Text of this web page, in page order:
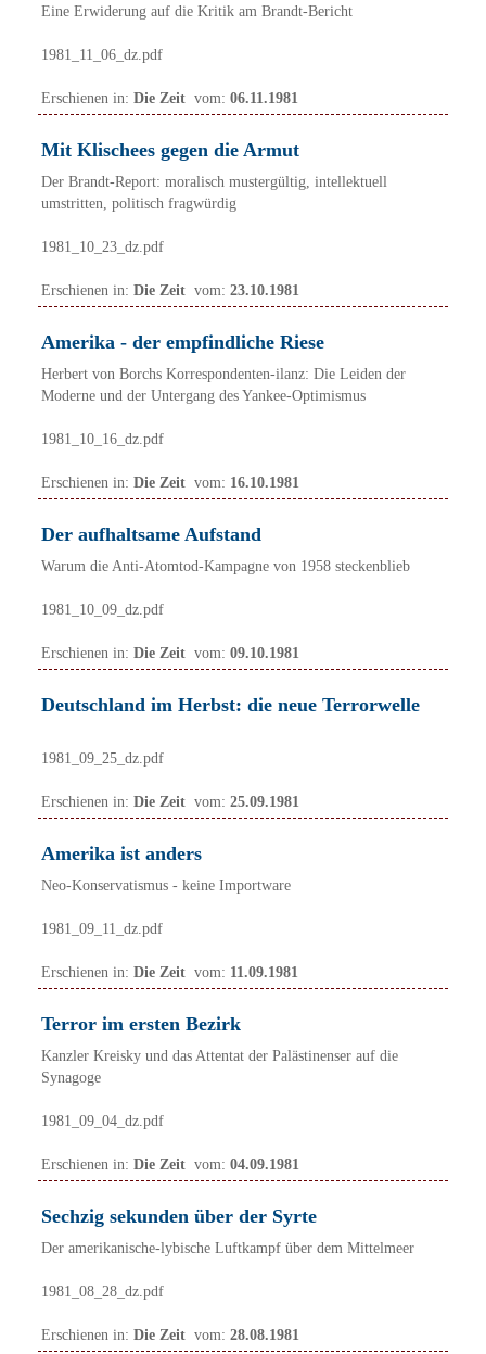
Eine Erwiderung auf die Kritik am Brandt-Bericht
1981_11_06_dz.pdf
Erschienen in: Die Zeit vom: 06.11.1981
Mit Klischees gegen die Armut
Der Brandt-Report: moralisch mustergültig, intellektuell
umstritten, politisch fragwürdig
1981_10_23_dz.pdf
Erschienen in: Die Zeit vom: 23.10.1981
Amerika - der empfindliche Riese
Herbert von Borchs Korrespondenten-ilanz: Die Leiden der
Moderne und der Untergang des Yankee-Optimismus
1981_10_16_dz.pdf
Erschienen in: Die Zeit vom: 16.10.1981
Der aufhaltsame Aufstand
Warum die Anti-Atomtod-Kampagne von 1958 steckenblieb
1981_10_09_dz.pdf
Erschienen in: Die Zeit vom: 09.10.1981
Deutschland im Herbst: die neue Terrorwelle
1981_09_25_dz.pdf
Erschienen in: Die Zeit vom: 25.09.1981
Amerika ist anders
Neo-Konservatismus - keine Importware
1981_09_11_dz.pdf
Erschienen in: Die Zeit vom: 11.09.1981
Terror im ersten Bezirk
Kanzler Kreisky und das Attentat der Palästinenser auf die
Synagoge
1981_09_04_dz.pdf
Erschienen in: Die Zeit vom: 04.09.1981
Sechzig sekunden über der Syrte
Der amerikanische-lybische Luftkampf über dem Mittelmeer
1981_08_28_dz.pdf
Erschienen in: Die Zeit vom: 28.08.1981